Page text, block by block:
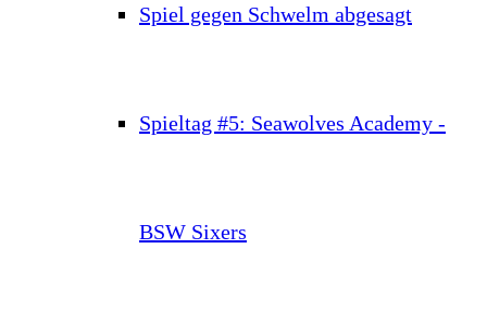
Spiel gegen Schwelm abgesagt
Spieltag #5: Seawolves Academy -
BSW Sixers